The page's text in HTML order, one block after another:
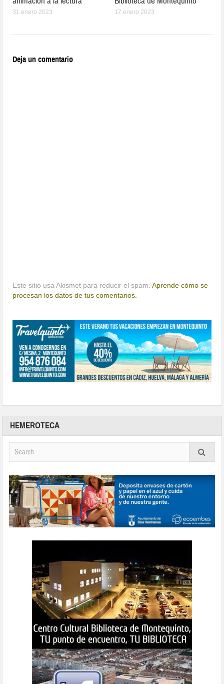
31 enero 2023 17 enero 2023
Deja un comentario
Este sitio usa Akismet para reducir el spam.Aprende cómo se
procesan los datos de tus comentarios.
HEMEROTECA